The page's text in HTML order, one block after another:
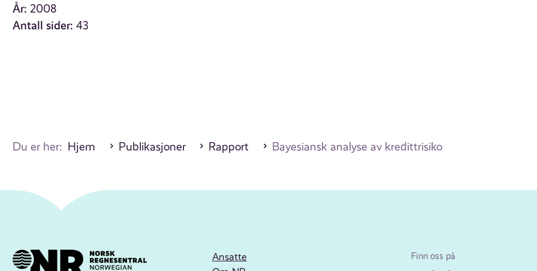
År: 2008
Antall sider: 43
Du er her: Hjem Publikasjoner Rapport Bayesiansk analyse av kredittrisiko
Ansatte
Finn oss på